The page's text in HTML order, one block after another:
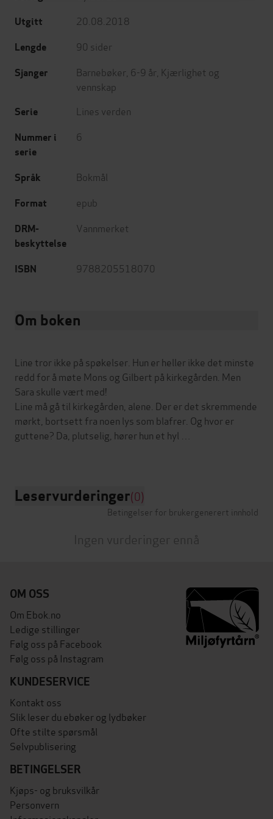
Utgitt 20.08.2018
Lengde 90 sider
Sjanger Barnebøker 6-9 år Kjærlighet og
vennskap
Serie Lines verden
Nummer i
serie
6
Språk Bokmål
Format epub
DRM-
beskyttelse
Vannmerket
ISBN 9788205518070
Om boken
Line tror ikke på spøkelser. Hun er heller ikke det minste
redd for å møte Mons og Gilbert på kirkegården. Men
Sara skulle vært med!
Line må gå til kirkegården, alene. Der er det skremmende
mørkt, bortsett fra noen lys som blafrer. Og hvor er
guttene? Da, plutselig, hører hun et hyl …
Leservurderinger(0)
Betingelser for brukergenerert innhold
Ingen vurderinger ennå
OM OSS
Om Ebok.no
Ledige stillinger
Følg oss på Facebook
Følg oss på Instagram
KUNDESERVICE
Kontakt oss
Slik leser du ebøker og lydbøker
Ofte stilte spørsmål
Selvpublisering
BETINGELSER
Kjøps- og bruksvilkår
Personvern